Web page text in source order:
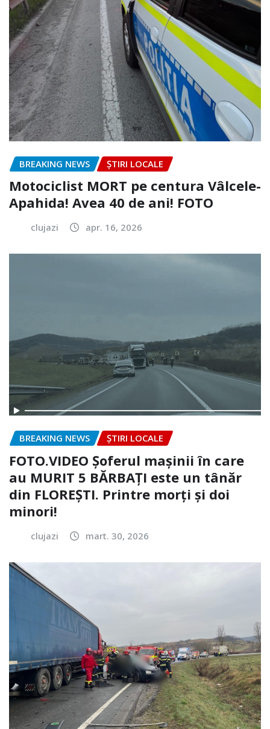
BREAKING NEWS ȘTIRI LOCALE
Motociclist MORT pe centura Vâlcele-
Apahida! Avea 40 de ani! FOTO
clujazi apr. 16, 2026
BREAKING NEWS ȘTIRI LOCALE
FOTO.VIDEO Șoferul mașinii în care
au MURIT 5 BĂRBAȚI este un tânăr
din FLOREȘTI. Printre morți și doi
minori!
clujazi mart. 30, 2026